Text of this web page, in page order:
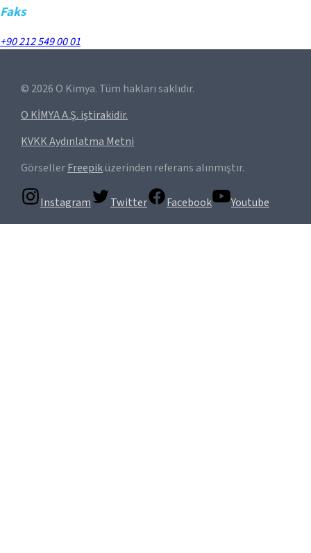
Faks
+90 212 549 00 01
© 2026 O Kimya. Tüm hakları saklıdır.
O KİMYA A.Ş. iştirakidir.
KVKK Aydınlatma Metni
GörsellerFreepiküzerinden referans alınmıştır.
Instagram Twitter Facebook Youtube